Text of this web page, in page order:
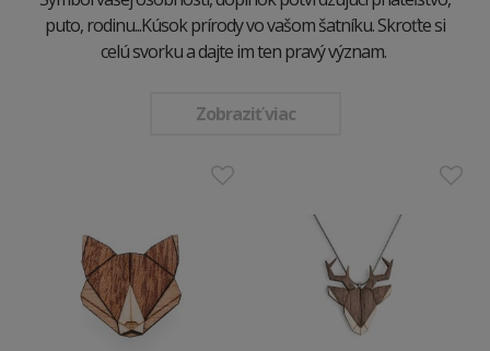
puto, rodinu...Kúsok prírody vo vašom šatníku. Skroťte si
celú svorku a dajte im ten pravý význam.
Zobraziť viac